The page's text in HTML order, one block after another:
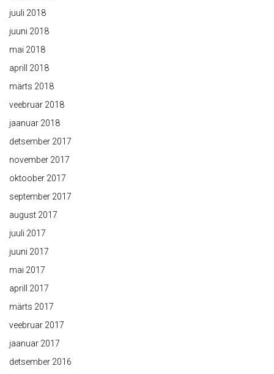
juuli 2018
juuni 2018
mai 2018
aprill 2018
märts 2018
veebruar 2018
jaanuar 2018
detsember 2017
november 2017
oktoober 2017
september 2017
august 2017
juuli 2017
juuni 2017
mai 2017
aprill 2017
märts 2017
veebruar 2017
jaanuar 2017
detsember 2016